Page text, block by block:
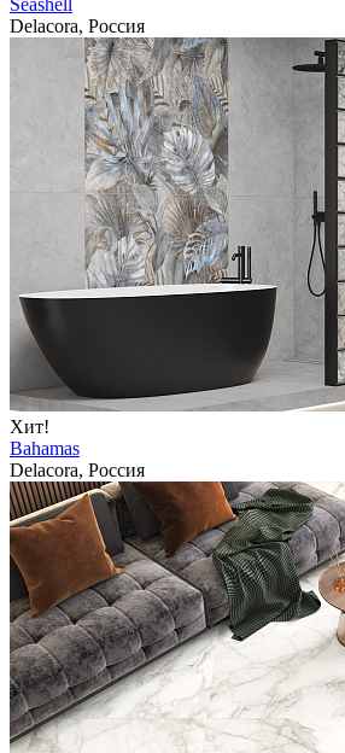
Seashell
Delacora, Россия
Хит!
Bahamas
Delacora, Россия